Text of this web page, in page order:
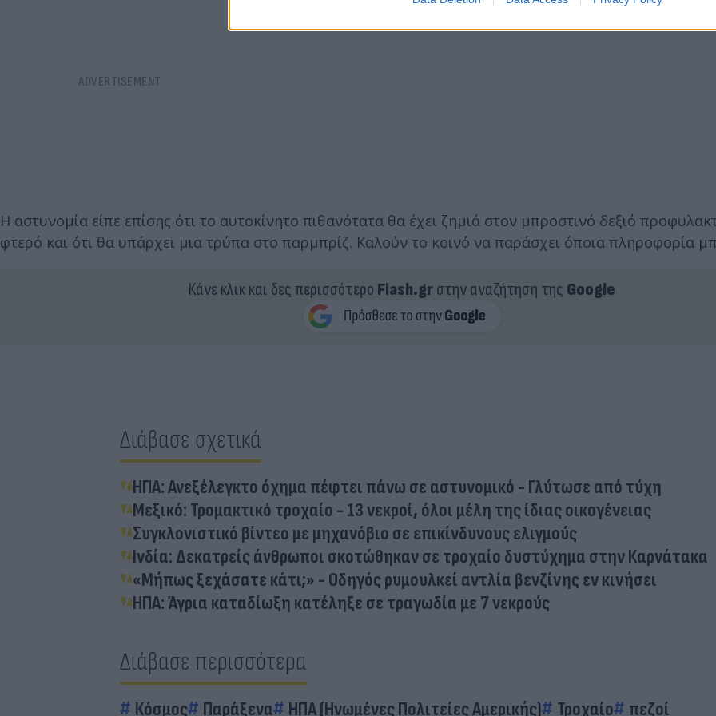
Η αστυνομία είπε επίσης ότι το αυτοκίνητο πιθανότατα θα έχει ζημιά στον μπροστινό δεξιό
φτερό και ότι θα υπάρχει μια τρύπα στο παρμπρίζ. Καλούν το κοινό να παράσχει όποια πληροφορία
Κάνε κλικ και δες περισσότερο Flash.grστην αναζήτηση της Google
Διάβασε σχετικά
ΗΠΑ: Ανεξέλεγκτο όχημα πέφτει πάνω σε αστυνομικό - Γλύτωσε από τύχη
Μεξικό: Τρομακτικό τροχαίο - 13 νεκροί, όλοι μέλη της ίδιας οικογένειας
Συγκλονιστικό βίντεο με μηχανόβιο σε επικίνδυνους ελιγμούς
Ινδία: Δεκατρείς άνθρωποι σκοτώθηκαν σε τροχαίο δυστύχημα στην Καρνάτακα
«Μήπως ξεχάσατε κάτι;» - Οδηγός ρυμουλκεί αντλία βενζίνης εν κινήσει
ΗΠΑ: Άγρια καταδίωξη κατέληξε σε τραγωδία με 7 νεκρούς
Διάβασε περισσότερα
Κόσμος Παράξενα ΗΠΑ (Ηνωμένες Πολιτείες Αμερικής) Τροχαίο πεζοί